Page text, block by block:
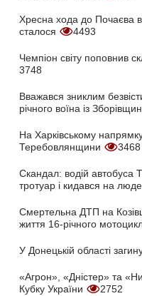
Хресна хода до Почаєва
сталося
4493
Чемпіон світу поповнив
3748
Вважався зниклим
річного воїна із
На Харківському
Теребовлянщини
3468
Скандал: водій автобуса
тротуар і кидався на
Смертельна ДТП на
життя 16-річного
У Донецькій області
«Агрон», «Дністер» та
Кубку України
2752